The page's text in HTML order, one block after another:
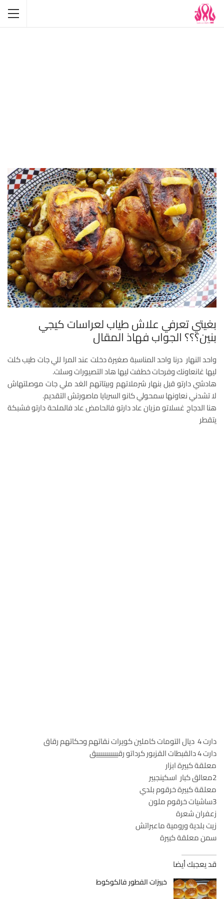
بغيتي تعرفي علاش طياب لعراسات كيجي
بنين؟؟؟ الجواب فهاذ المقال
واحد النهار درنا واحد المناسبة صغيرة دخلت عند المرا للي جات طيب كلت
ليها غانعاونك وفرحات خطفت ليها هاد التصيورات وسلت.
هادشي دارتو قبل بنهار شرملاتهم وبيتاتهم الغد ملي جات موصلتهاش
لا تشدني نعاونها سمحولي كانو السربايا ماصورتش التقديم.
هنا الدجاج غسلاتو مزيان عاد دارتو فالحامض عاد فالملحة دارتو فشبكة
يتقطر
دارت 4 ديال التومات كاملين كويرات نقاتهم وحكاتهم رقاق
دارت 4 دالقبطات القزبور كرداتو رقيييييييييييق
معلقة كبيرة ابزار
2معالق كبار اسكينجبير
معلقة كبيرة خرقوم بلدي
3ساشيات خرقوم ملون
زعفران شعرة
زيت بلدية ورومية ماعبراتش
سمن معلقة كبيرة
قد يعجبك أيضا
خبيزات الفطور فالكوكوط